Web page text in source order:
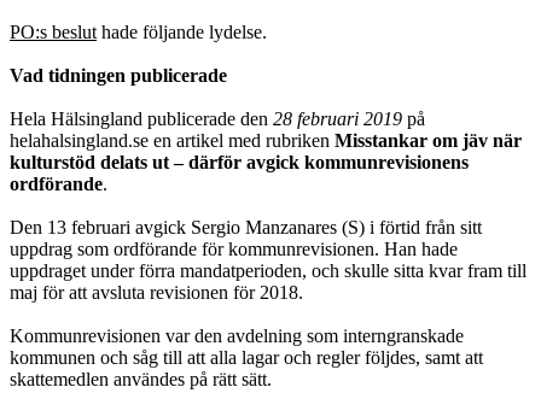
PO:s beslut hade följande lydelse.
Vad tidningen publicerade
Hela Hälsingland publicerade den 28 februari 2019 på
helahalsingland.se en artikel med rubriken Misstankar om jäv när
kulturstöd delats ut – därför avgick kommunrevisionens
ordförande.
Den 13 februari avgick Sergio Manzanares (S) i förtid från sitt
uppdrag som ord­förande för kommunrevisionen. Han hade
uppdraget under förra mandatperioden, och skulle sitta kvar fram till
maj för att avsluta revisionen för 2018.
Kommunrevisionen var den avdelning som interngranskade
kommunen och såg till att alla lagar och regler följdes, samt att
skattemedlen användes på rätt sätt.